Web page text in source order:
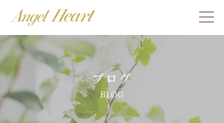
施術をご希望の方
カウンセリングをご希望の方へ
スクール受講生の方へ
ブログ
BLOG